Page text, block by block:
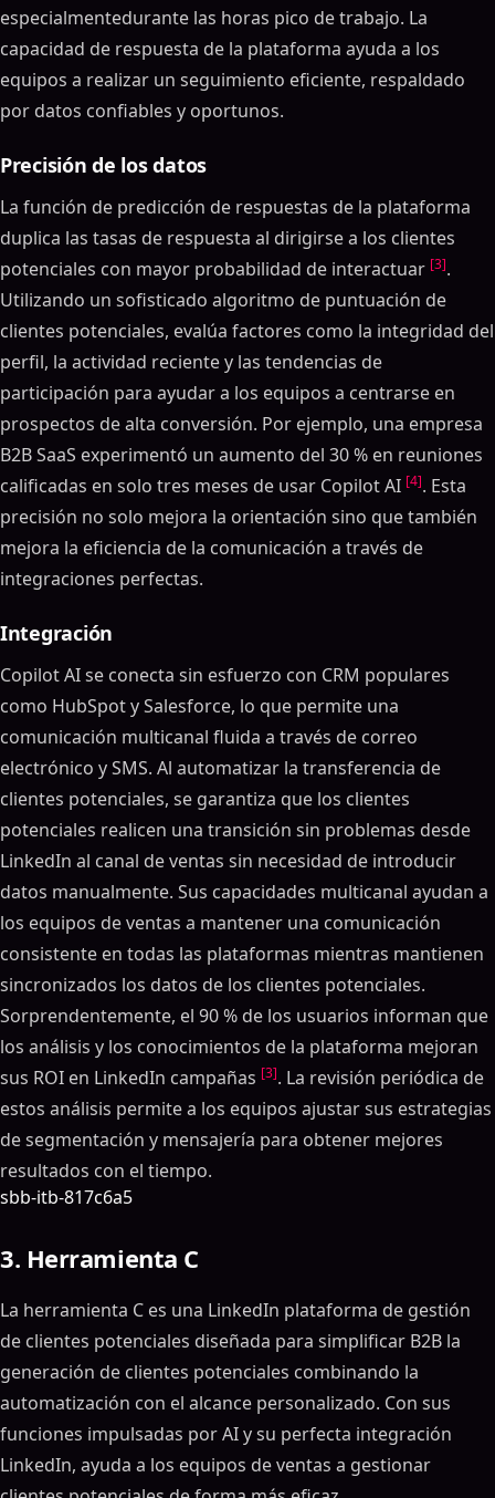
especialmentedurante las horas pico de trabajo. La
capacidad de respuesta de la plataforma ayuda a los
equipos a realizar un seguimiento eficiente, respaldado
por datos confiables y oportunos.
Precisión de los datos
La función de predicción de respuestas de la plataforma
duplica las tasas de respuesta al dirigirse a los clientes
potenciales con mayor probabilidad de interactuar [3].
Utilizando un sofisticado algoritmo de puntuación de
clientes potenciales, evalúa factores como la integridad del
perfil, la actividad reciente y las tendencias de
participación para ayudar a los equipos a centrarse en
prospectos de alta conversión. Por ejemplo, una empresa
B2B SaaS experimentó un aumento del 30 % en reuniones
calificadas en solo tres meses de usar Copilot AI [4]. Esta
precisión no solo mejora la orientación sino que también
mejora la eficiencia de la comunicación a través de
integraciones perfectas.
Integración
Copilot AI se conecta sin esfuerzo con CRM populares
como HubSpot y Salesforce, lo que permite una
comunicación multicanal fluida a través de correo
electrónico y SMS. Al automatizar la transferencia de
clientes potenciales, se garantiza que los clientes
potenciales realicen una transición sin problemas desde
LinkedIn al canal de ventas sin necesidad de introducir
datos manualmente. Sus capacidades multicanal ayudan a
los equipos de ventas a mantener una comunicación
consistente en todas las plataformas mientras mantienen
sincronizados los datos de los clientes potenciales.
Sorprendentemente, el 90 % de los usuarios informan que
los análisis y los conocimientos de la plataforma mejoran
sus ROI en LinkedIn campañas [3]. La revisión periódica de
estos análisis permite a los equipos ajustar sus estrategias
de segmentación y mensajería para obtener mejores
resultados con el tiempo.
sbb-itb-817c6a5
3. Herramienta C
La herramienta C es una LinkedIn plataforma de gestión
de clientes potenciales diseñada para simplificar B2B la
generación de clientes potenciales combinando la
automatización con el alcance personalizado. Con sus
funciones impulsadas por AI y su perfecta integración
LinkedIn, ayuda a los equipos de ventas a gestionar